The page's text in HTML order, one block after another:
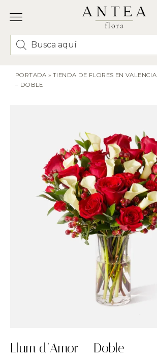
PORTADA »TIENDA DE FLORES EN VALENCIA
– DOBLE
Llum d’Amor – Doble